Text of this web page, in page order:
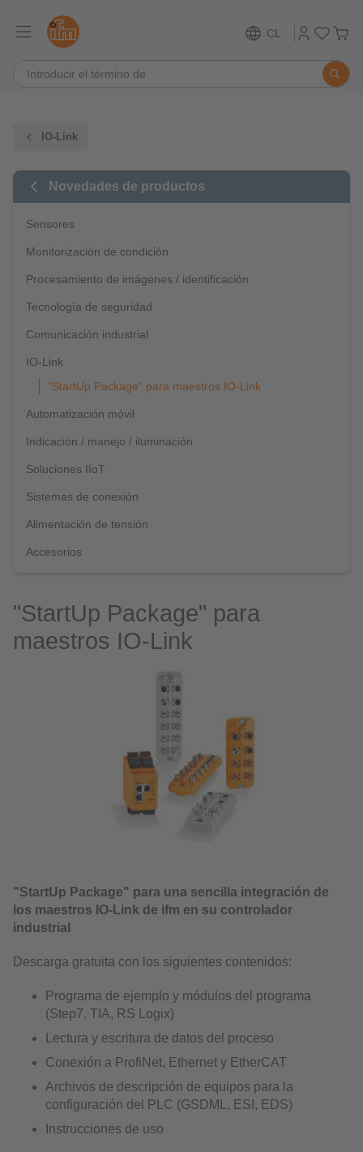
CL
IO-Link
Novedades de productos
Sensores
Monitorización de condición
Procesamiento de imágenes / identificación
Tecnología de seguridad
Comunicación industrial
IO-Link
"StartUp Package" para maestros IO-Link
Automatización móvil
Indicación / manejo / iluminación
Soluciones IIoT
Sistemas de conexión
Alimentación de tensión
Accesorios
"StartUp Package" para
maestros IO-Link
"StartUp Package" para una sencilla integración de
los maestros IO-Link de ifm en su controlador
industrial
Descarga gratuita con los siguientes contenidos:
Programa de ejemplo y módulos del programa
(Step7, TIA, RS Logix)
Lectura y escritura de datos del proceso
Conexión a ProfiNet, Ethernet y EtherCAT
Archivos de descripción de equipos para la
configuración del PLC (GSDML, ESI, EDS)
Instrucciones de uso